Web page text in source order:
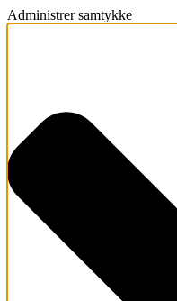
Administrer samtykke